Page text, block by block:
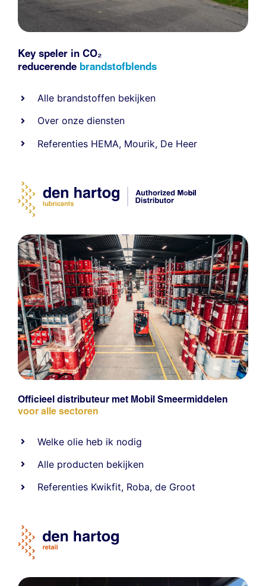
Key speler in CO₂
reducerende brandstofblends
Alle brandstoffen bekijken
Over onze diensten
Referenties HEMA, Mourik, De Heer
Officieel distributeur met Mobil Smeermiddelen
voor alle sectoren
Welke olie heb ik nodig
Alle producten bekijken
Referenties Kwikfit, Roba,de Groot